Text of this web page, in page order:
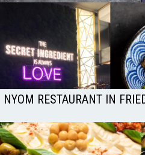
NYOM RESTAURANT IN